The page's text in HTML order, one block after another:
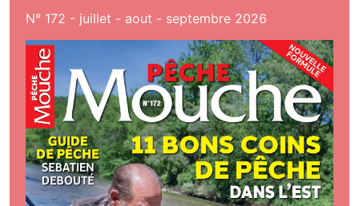
N° 172 - juillet - aout - septembre 2026